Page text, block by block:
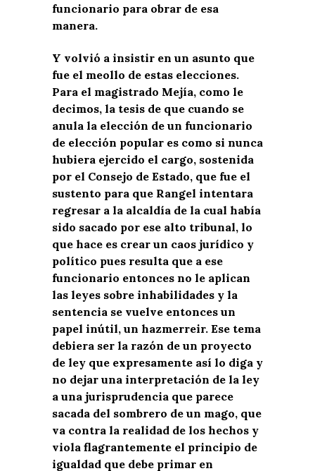
funcionario para obrar de esa
manera.
Y volvió a insistir en un asunto que
fue el meollo de estas elecciones.
Para el magistrado Mejía, como le
decimos, la tesis de que cuando se
anula la elección de un funcionario
de elección popular es como si nunca
hubiera ejercido el cargo, sostenida
por el Consejo de Estado, que fue el
sustento para que Rangel intentara
regresar a la alcaldía de la cual había
sido sacado por ese alto tribunal, lo
que hace es crear un caos jurídico y
político pues resulta que a ese
funcionario entonces no le aplican
las leyes sobre inhabilidades y la
sentencia se vuelve entonces un
papel inútil, un hazmerreir. Ese tema
debiera ser la razón de un proyecto
de ley que expresamente así lo diga y
no dejar una interpretación de la ley
a una jurisprudencia que parece
sacada del sombrero de un mago, que
va contra la realidad de los hechos y
viola flagrantemente el principio de
igualdad que debe primar en